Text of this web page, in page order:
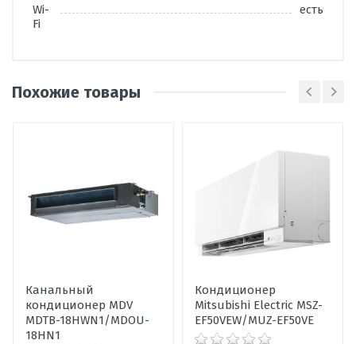
Wi-
Fi
есть
Пожалуйста, оцените по 5 бальной шкале
Ваше сообщение
Похожие товары
Канальный
кондиционер MDV
MDTB-18HWN1/MDOU-
18HN1
Кондиционер
Mitsubishi Electric MSZ-
EF50VEW/MUZ-EF50VE